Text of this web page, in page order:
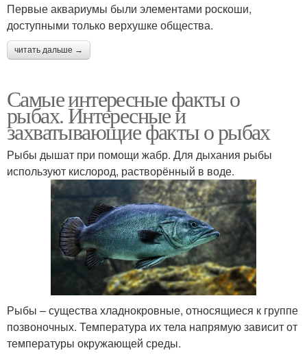
Первые аквариумы были элементами роскоши,
доступными только верхушке общества.
читать дальше →
Самые интересные факты о
рыбах. Интересные и
захватывающие факты о рыбах
Рыбы дышат при помощи жабр. Для дыхания рыбы
используют кислород, растворённый в воде.
Рыбы – существа хладнокровные, относящиеся к группе
позвоночных. Температура их тела напрямую зависит от
температуры окружающей среды.